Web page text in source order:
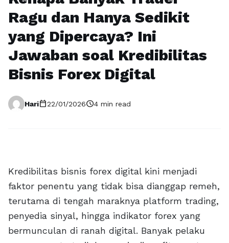
Ragu dan Hanya Sedikit
yang Dipercaya? Ini
Jawaban soal Kredibilitas
Bisnis Forex Digital
Haricalendar_today22/01/2026schedule4 min read
Kredibilitas bisnis forex digital kini menjadi
faktor penentu yang tidak bisa dianggap remeh,
terutama di tengah maraknya platform trading,
penyedia sinyal, hingga indikator forex yang
bermunculan di ranah digital. Banyak pelaku